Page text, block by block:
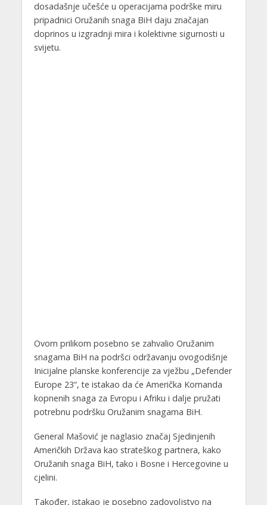
dosadašnje učešće u operacijama podrške miru
pripadnici Oružanih snaga BiH daju značajan
doprinos u izgradnji mira i kolektivne sigurnosti u
svijetu.
Ovom prilikom posebno se zahvalio Oružanim
snagama BiH na podršci održavanju ovogodišnje
Inicijalne planske konferencije za vježbu „Defender
Europe 23“, te istakao da će Američka Komanda
kopnenih snaga za Evropu i Afriku i dalje pružati
potrebnu podršku Oružanim snagama BiH.
General Mašović je naglasio značaj Sjedinjenih
Američkih Država kao strateškog partnera, kako
Oružanih snaga BiH, tako i Bosne i Hercegovine u
cjelini.
Također, istakao je posebno zadovoljstvo na